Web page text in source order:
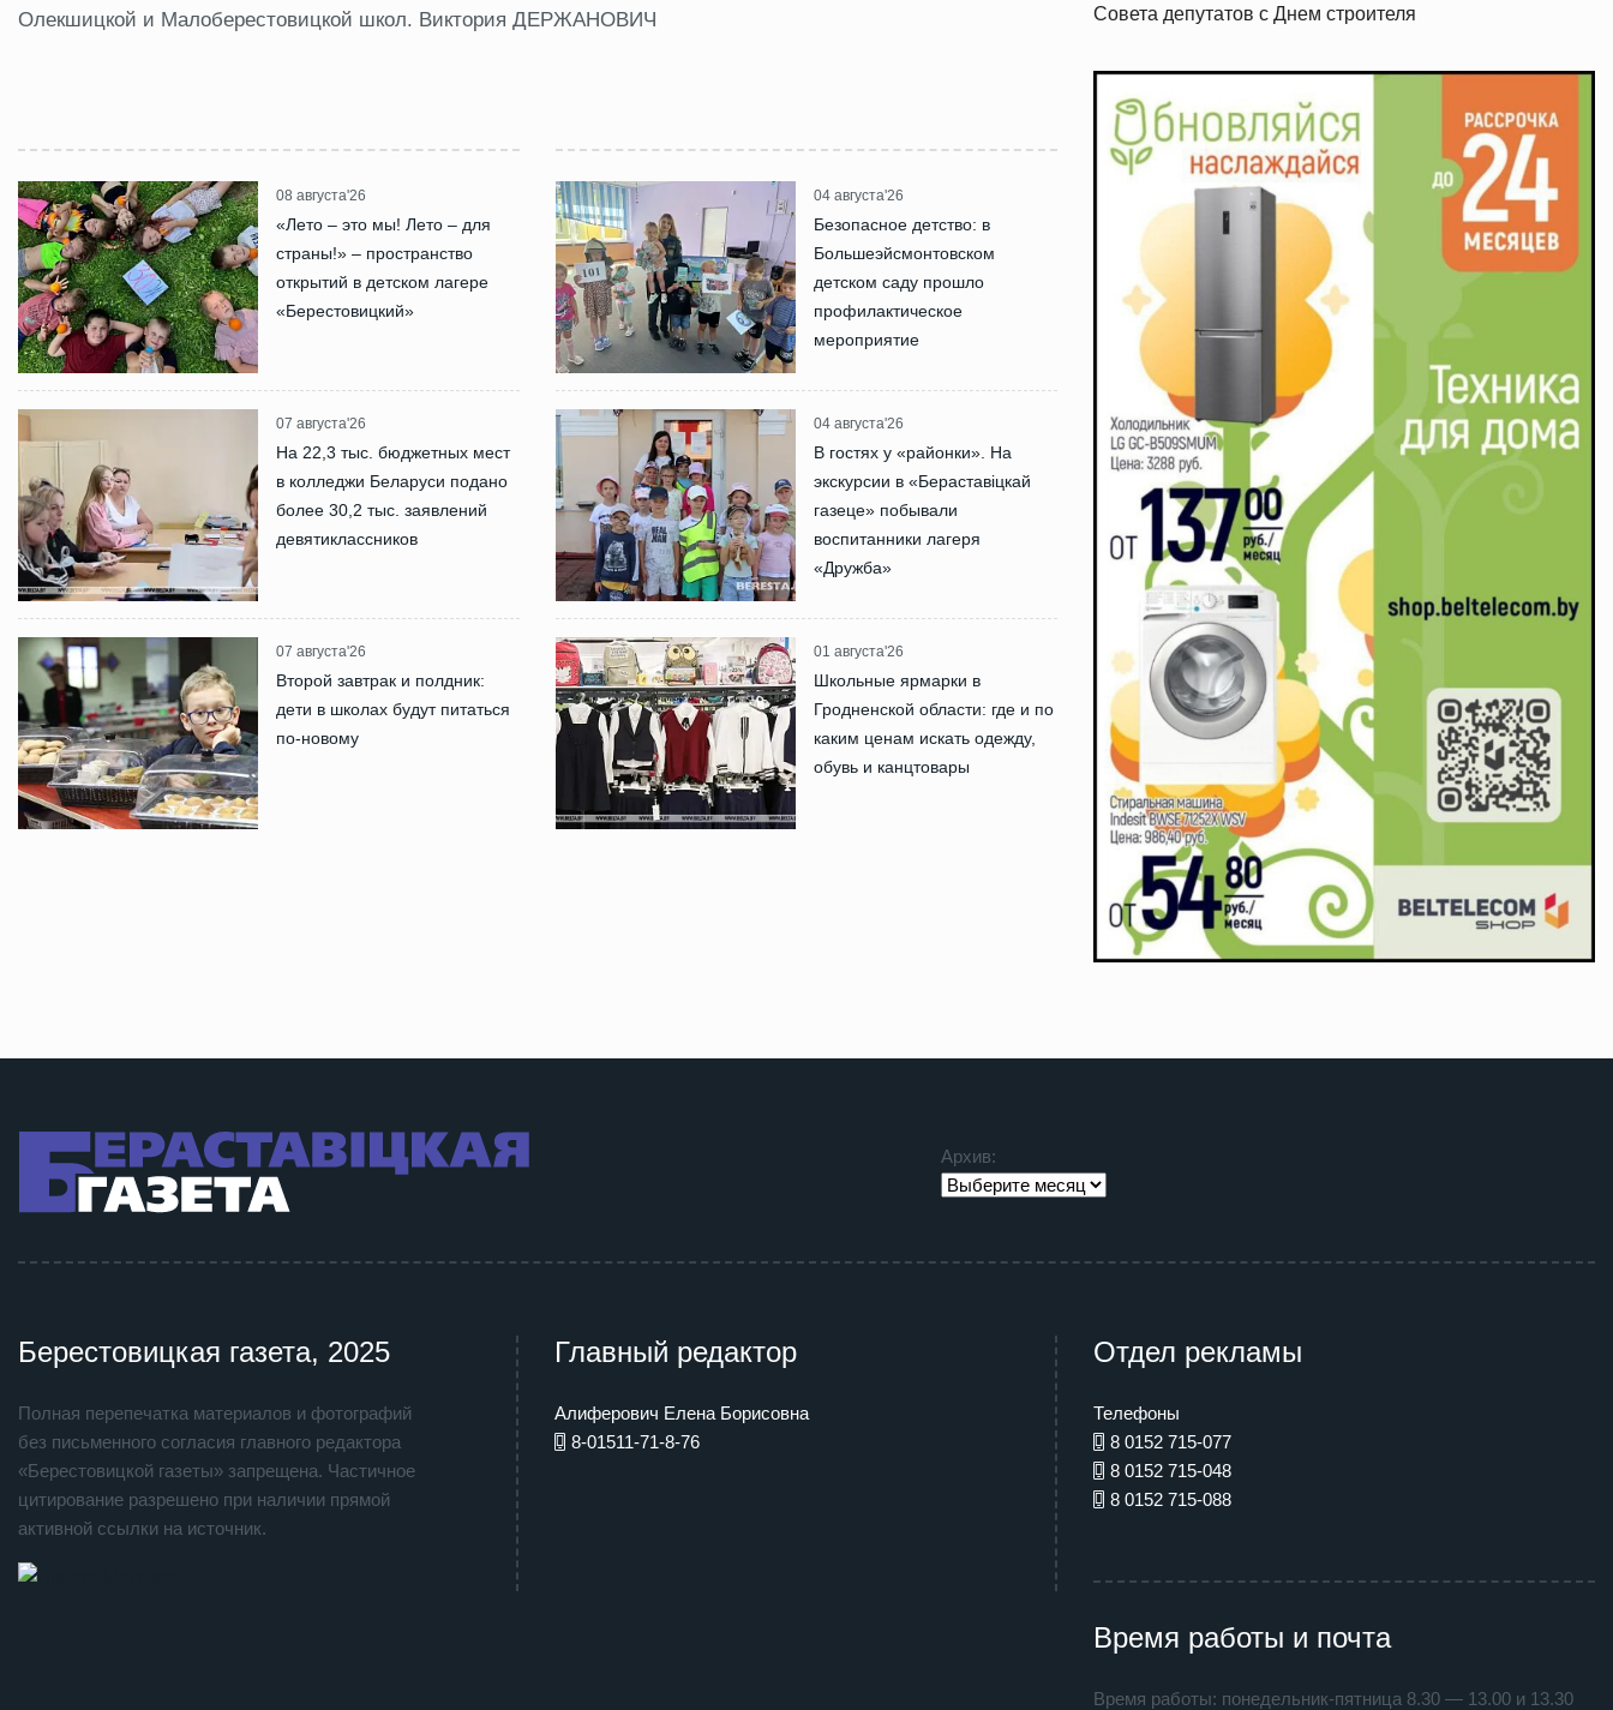
Олекшицкой и Малоберестовицкой школ. Виктория ДЕРЖАНОВИЧ
08 августа'26
«Лето – это мы! Лето – для
страны!» – пространство
открытий в детском лагере
«Берестовицкий»
07 августа'26
На 22,3 тыс. бюджетных мест
в колледжи Беларуси подано
более 30,2 тыс. заявлений
девятиклассников
07 августа'26
Второй завтрак и полдник:
дети в школах будут питаться
по-новому
04 августа'26
Безопасное детство: в
Большеэйсмонтовском
детском саду прошло
профилактическое
мероприятие
04 августа'26
В гостях у «районки». На
экскурсии в «Бераставіцкай
газеце» побывали
воспитанники лагеря
«Дружба»
01 августа'26
Школьные ярмарки в
Гродненской области: где и по
каким ценам искать одежду,
обувь и канцтовары
Совета депутатов с Днем строителя
Архив:
Берестовицкая газета, 2025
Полная перепечатка материалов и фотографий
без письменного согласия главного редактора
«Берестовицкой газеты» запрещена. Частичное
цитирование разрешено при наличии прямой
активной ссылки на источник.
Главный редактор
Алиферович Елена Борисовна
8-01511-71-8-76
Отдел рекламы
Телефоны
8 0152 715-077
8 0152 715-048
8 0152 715-088
Время работы и почта
Время работы: понедельник-пятница 8.30 — 13.00 и 13.30